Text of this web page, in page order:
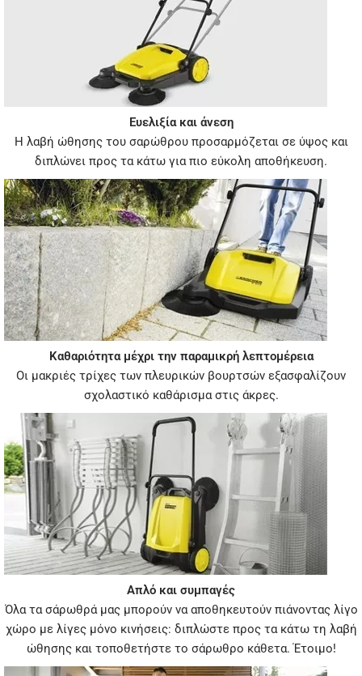
Ευελιξία και άνεση
Η λαβή ώθησης του σαρώθρου προσαρμόζεται σε ύψος και
διπλώνει προς τα κάτω για πιο εύκολη αποθήκευση.
Καθαριότητα μέχρι την παραμικρή λεπτομέρεια
Οι μακριές τρίχες των πλευρικών βουρτσών εξασφαλίζουν
σχολαστικό καθάρισμα στις άκρες.
Απλό και συμπαγές
Όλα τα σάρωθρά μας μπορούν να αποθηκευτούν πιάνοντας λίγο
χώρο με λίγες μόνο κινήσεις: διπλώστε προς τα κάτω τη λαβή
ώθησης και τοποθετήστε το σάρωθρο κάθετα. Έτοιμο!